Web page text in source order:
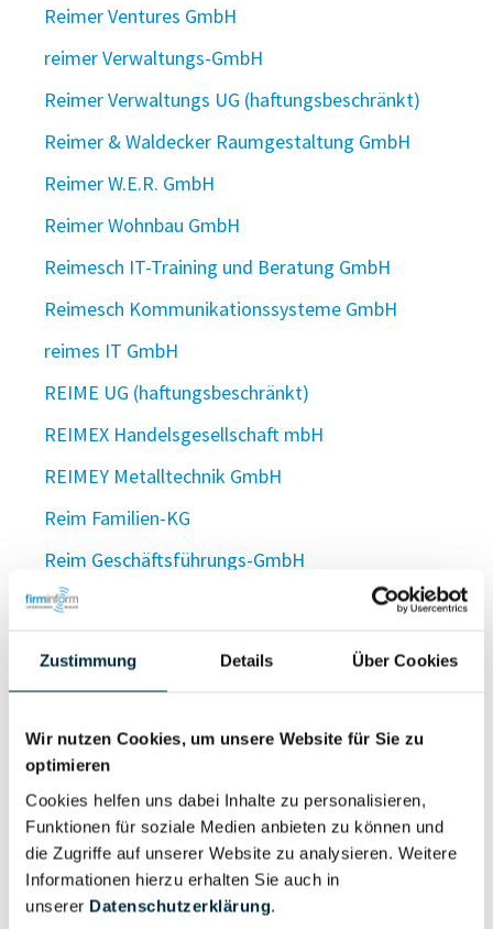
Zustimmung Details Über Cookies
Wir nutzen Cookies, um unsere Website für Sie zu
optimieren
Cookies helfen uns dabei Inhalte zu personalisieren,
Funktionen für soziale Medien anbieten zu können und
die Zugriffe auf unserer Website zu analysieren. Weitere
Informationen hierzu erhalten Sie auch in
unserer Datenschutzerklärung.
Reimer Ventures GmbH
reimer Verwaltungs-GmbH
Reimer Verwaltungs UG (haftungsbeschränkt)
Reimer & Waldecker Raumgestaltung GmbH
Reimer W.E.R. GmbH
Reimer Wohnbau GmbH
Reimesch IT-Training und Beratung GmbH
Reimesch Kommunikationssysteme GmbH
reimes IT GmbH
REIME UG (haftungsbeschränkt)
REIMEX Handelsgesellschaft mbH
REIMEY Metalltechnik GmbH
Reim Familien-KG
Reim Geschäftsführungs-GmbH
REIM GmbH
Reim GmbH & Co. KG
Reim GmbH & Co KG
Reim Holding GmbH
REIM II GmbH
ReiMi Immobilien GmbH
re + im Immobilien GmbH